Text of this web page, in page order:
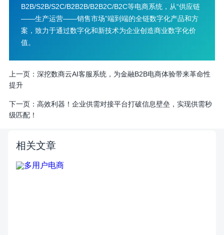
B2B/S2B/S2C/B2B2B/B2B2C/B2C等电商系统，从“供应链
——生产运营——销售市场”端到端的全链数字化产品和方
案，致力于通过数字化和新技术为企业创造商业数字化价
值。
上一页： 深挖数商云AI客服系统，为金融B2B电商体验带来革命性
提升
下一页： 高效利器！企业供需对接平台打破信息壁垒，实现供需秒
级匹配！
相关文章